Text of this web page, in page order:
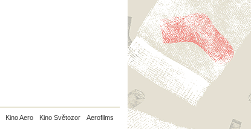
Kino Aero Kino Světozor Aerofilms